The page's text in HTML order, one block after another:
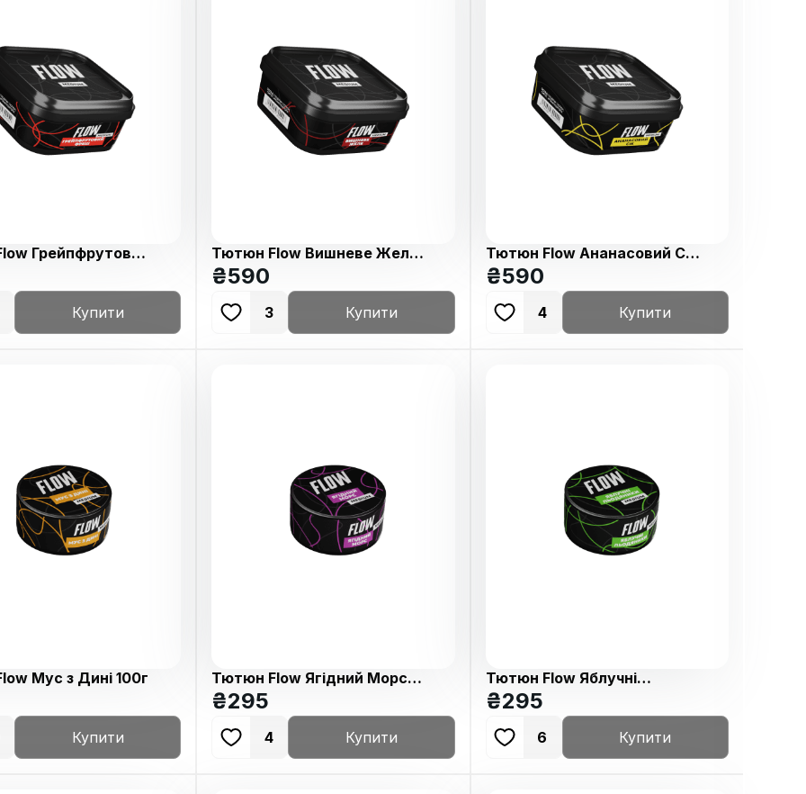
Грейпфрутовий
Купити
Тютюн Flow Вишневе Желе
250г
₴590
3 Купити
Тютюн Flow Ананасовий Сік
250г
₴590
4 Купити
Мус з Дині 100г
Купити
Тютюн Flow Ягідний Морс
100г
₴295
4 Купити
Тютюн Flow Яблучні
Льодяники 100г
₴295
6 Купити